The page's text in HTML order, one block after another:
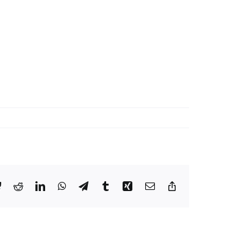
BlueskyRedditLinkedInWhatsApp
TelegramTumblrXing Email